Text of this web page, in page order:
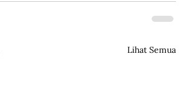
Lihat Semua